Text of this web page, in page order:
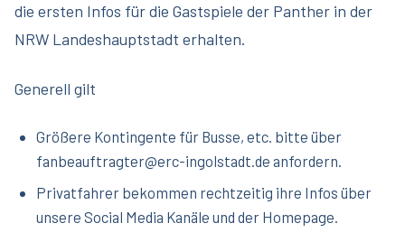
die ersten Infos für die Gastspiele der Panther in der
NRW Landeshauptstadt erhalten.
Generell gilt
Größere Kontingente für Busse, etc. bitte über
fanbeauftragter@erc-ingolstadt.de anfordern.
Privatfahrer bekommen rechtzeitig ihre Infos über
unsere Social Media Kanäle und der Homepage.